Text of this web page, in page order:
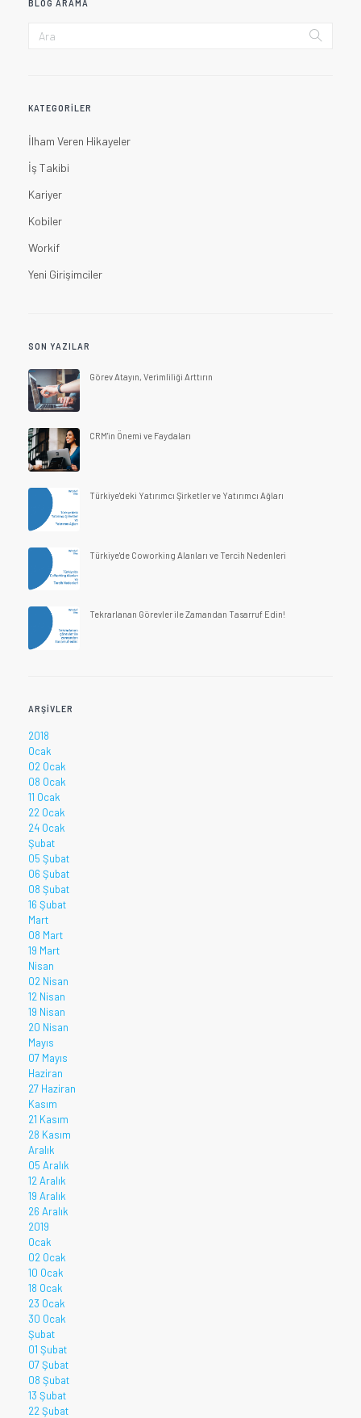
BLOG ARAMA
KATEGORILER
İlham Veren Hikayeler
İş Takibi
Kariyer
Kobiler
Workif
Yeni Girişimciler
SON YAZILAR
Görev Atayın, Verimliliği Arttırın
CRM'in Önemi ve Faydaları
Türkiye'deki Yatırımcı Şirketler ve Yatırımcı Ağları
Türkiye'de Coworking Alanları ve Tercih Nedenleri
Tekrarlanan Görevler ile Zamandan Tasarruf Edin!
ARŞIVLER
2018
Ocak
02 Ocak
08 Ocak
11 Ocak
22 Ocak
24 Ocak
Şubat
05 Şubat
06 Şubat
08 Şubat
16 Şubat
Mart
08 Mart
19 Mart
Nisan
02 Nisan
12 Nisan
19 Nisan
20 Nisan
Mayıs
07 Mayıs
Haziran
27 Haziran
Kasım
21 Kasım
28 Kasım
Aralık
05 Aralık
12 Aralık
19 Aralık
26 Aralık
2019
Ocak
02 Ocak
10 Ocak
18 Ocak
23 Ocak
30 Ocak
Şubat
01 Şubat
07 Şubat
08 Şubat
13 Şubat
22 Şubat